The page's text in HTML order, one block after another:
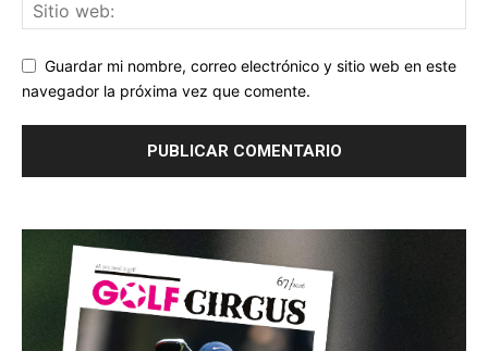
Guardar mi nombre, correo electrónico y sitio web en este
navegador la próxima vez que comente.